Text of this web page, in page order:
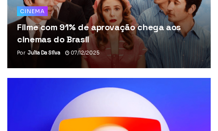
CINEMA
Filme com 91% de aprovação chega aos
cinemas do Brasil
Por Julia Da Silva 07/12/2025